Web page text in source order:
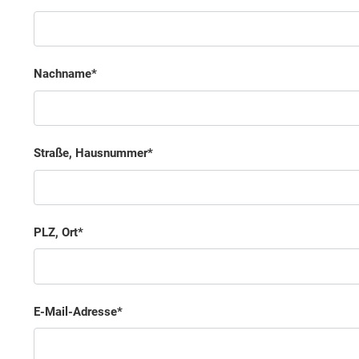
Nachname
Straße, Hausnummer
PLZ, Ort
E-Mail-Adresse